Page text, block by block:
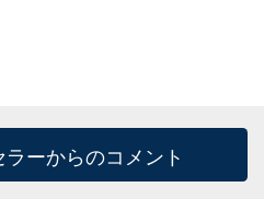
ーからのコメント